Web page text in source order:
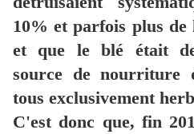
10% et parfois plus de
et que le blé était
source de nourriture
tous exclusivement
C'est donc que, fin